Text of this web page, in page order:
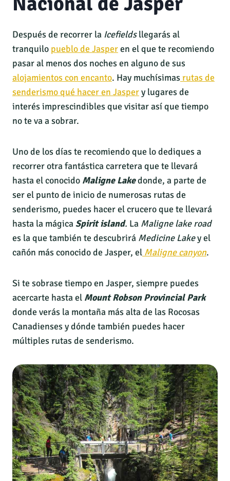
Después de recorrer la Icefieldsllegarás al
tranquilo pueblo de Jasperen el que te recomiendo
pasar al menos dos noches en alguno de sus
alojamientos con encanto. Hay muchísimas rutas de
senderismo qué hacer en Jaspery lugares de
interés imprescindibles que visitar así que tiempo
no te va a sobrar.
Uno de los días te recomiendo que lo dediques a
recorrer otra fantástica carretera que te llevará
hasta el conocido Maligne Lakedonde, a parte de
ser el punto de inicio de numerosas rutas de
senderismo, puedes hacer el crucero que te llevará
hasta la mágicaSpirit island. La Maligne lake road
es la que también te descubrirá Medicine Lakey el
cañón más conocido de Jasper, el Maligne canyon.
Si te sobrase tiempo en Jasper, siempre puedes
acercarte hasta el Mount Robson Provincial Park
donde verás la montaña más alta de las Rocosas
Canadienses y dónde también puedes hacer
múltiples rutas de senderismo.